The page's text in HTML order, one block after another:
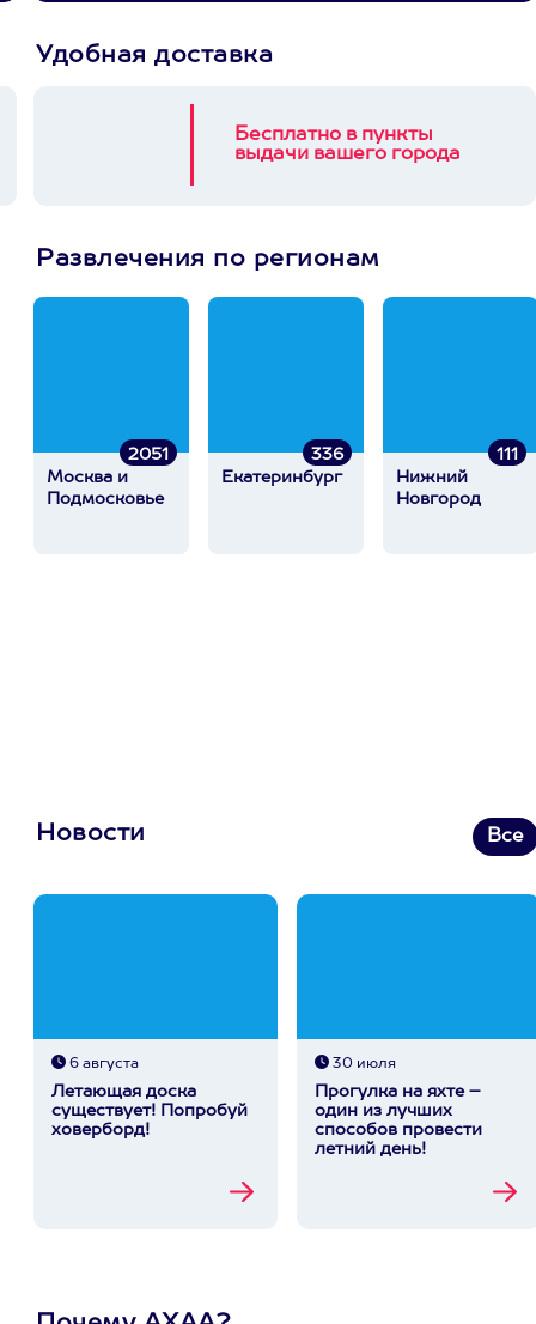
Удобная доставка
Бесплатно в пункты
выдачи вашего города
Развлечения по регионам
2051
Москва и
Подмосковье
336
Екатеринбург
111
Нижний
Новгород
Новости Все
6 августа
Летающая доска
существует! Попробуй
ховерборд!
30 июля
Прогулка на яхте –
один из лучших
способов провести
летний день!